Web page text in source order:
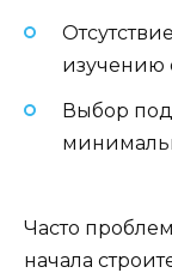
изучению
Выбор
Часто
начала